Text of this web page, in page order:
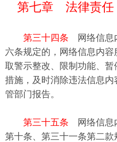
第七章 法律责任
第三十四条 网络信息
六条规定的，网络信息内
取警示整改、限制功能、
措施，及时消除违法信息
管部门报告。
第三十五条 网络信息
第十条、第三十一条第二